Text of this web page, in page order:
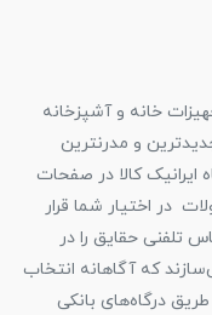
خانه و آشپزخانه
و مدرنترین
کالا در صفحات
در اختیار شما قرار
تلفنی حقایق را در
که آگاهانه انتخاب
درگاه‌های بانکی